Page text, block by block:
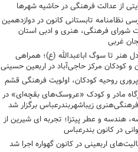
از عدالت فرهنگی در حاشیه شهرها
نظامنامه تابستانی کانون در دوازدهمین
فرهنگی، هنری و ادبی استان
غربی
هنر تا سوگ اباعبدالله (ع)؛ همراهی
و کودکان مرکز حاجی‌آباد در اربعین حسینی
روحیه کودکان، اولویت فرهنگی قشم
مادر و کودک «عروسک‌های بقچه‌ای» در
زیباشهربندرعباس برگزار شد
هندسه و عطر پیتزا؛ تجربه ای شیرین از
در کانون بندرعباس
اربعینی در کانون گهواره اجرا شد